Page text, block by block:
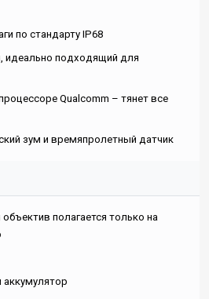
по стандарту IP68
идеально подходящий для
Qualcomm – тянет все
зум и времяпролетный датчик
полагается только на